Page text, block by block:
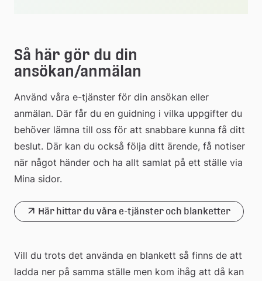
Så här gör du din
ansökan/anmälan
Använd våra e-tjänster för din ansökan eller
anmälan. Där får du en guidning i vilka uppgifter du
behöver lämna till oss för att snabbare kunna få ditt
beslut. Där kan du också följa ditt ärende, få notiser
när något händer och ha allt samlat på ett ställe via
Mina sidor.
Här hittar du våra e-tjänster och blanketter
Vill du trots det använda en blankett så finns de att
ladda ner på samma ställe men kom ihåg att då kan